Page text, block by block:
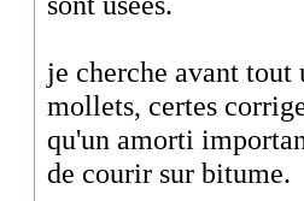
je cherche avant tout
mollets, certes
qu'un amorti
de courir sur bitume.